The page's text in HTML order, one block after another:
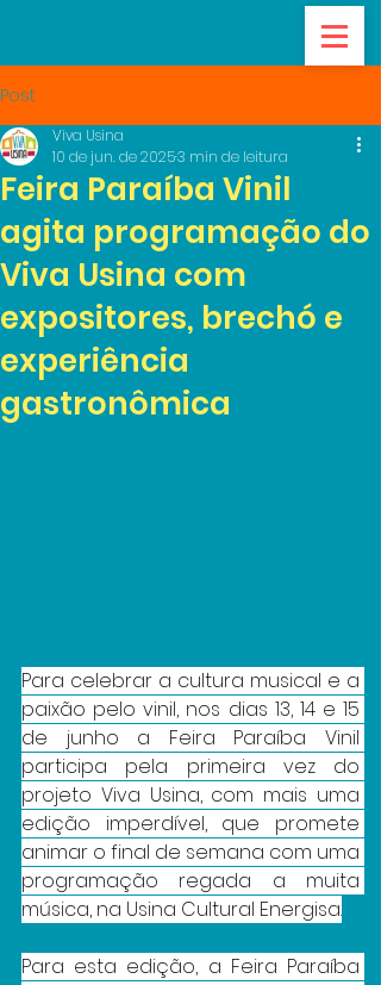
Post
Feira Paraíba Vinil
agita programação do
Viva Usina com
expositores, brechó e
experiência
gastronômica
Viva Usina
10 de jun. de 20253 min de leitura
Para celebrar a cultura musical e a
paixão pelo vinil, nos dias 13, 14 e 15
de junho a Feira Paraíba Vinil
participa pela primeira vez do
projeto Viva Usina, com mais uma
edição imperdível, que promete
animar o final de semana com uma
programação regada a muita
música, na Usina Cultural Energisa.
Para esta edição, a Feira Paraíba